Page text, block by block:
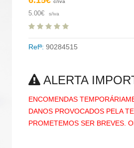
c/iva
5.00€ s/iva
Refª: 90284515
ALERTA
ENCOMENDAS
DANOS PROVOCADOS PELA
PROMETEMOS SER BREVES.